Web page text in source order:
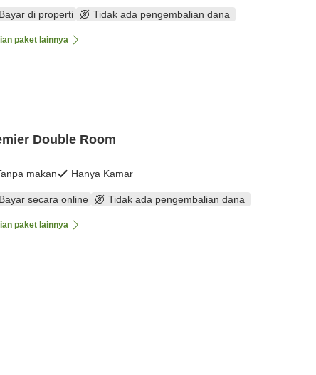
Bayar di properti Tidak ada pengembalian dana
paket lainnya
Double Room
makan Hanya Kamar
Bayar secara online Tidak ada pengembalian dana
paket lainnya